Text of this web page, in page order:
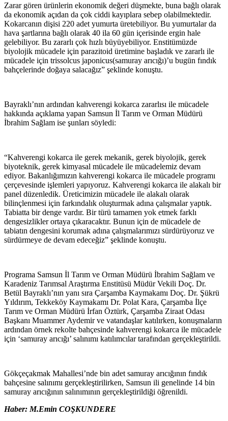
Zarar gören ürünlerin ekonomik değeri düşmekte, buna bağlı olarak
da ekonomik açıdan da çok ciddi kayıplara sebep olabilmektedir.
Kokarcanın dişisi 220 adet yumurta üretebiliyor. Bu yumurtalar da
hava şartlarına bağlı olarak 40 ila 60 gün içerisinde ergin hale
gelebiliyor. Bu zararlı çok hızlı büyüyebiliyor. Enstitümüzde
biyolojik mücadele için parazitoid üretimine başladık ve zararlı ile
mücadele için trissolcus japonicus(samuray arıcığı)’u bugün fındık
bahçelerinde doğaya salacağız” şeklinde konuştu.
Bayraklı’nın ardından kahverengi kokarca zararlısı ile mücadele
hakkında açıklama yapan Samsun İl Tarım ve Orman Müdürü
İbrahim Sağlam ise şunları söyledi:
“Kahverengi kokarca ile gerek mekanik, gerek biyolojik, gerek
biyoteknik, gerek kimyasal mücadele ile mücadelemiz devam
ediyor. Bakanlığımızın kahverengi kokarca ile mücadele programı
çerçevesinde işlemleri yapıyoruz. Kahverengi kokarca ile alakalı bir
panel düzenledik. Üreticimizin mücadele ile alakalı olarak
bilinçlenmesi için farkındalık oluşturmak adına çalışmalar yaptık.
Tabiatta bir denge vardır. Bir türü tamamen yok etmek farklı
dengesizlikler ortaya çıkaracaktır. Bunun için de mücadele de
tabiatın dengesini korumak adına çalışmalarımızı sürdürüyoruz ve
sürdürmeye de devam edeceğiz” şeklinde konuştu.
Programa Samsun İl Tarım ve Orman Müdürü İbrahim Sağlam ve
Karadeniz Tarımsal Araştırma Enstitüsü Müdür Vekili Doç. Dr.
Betül Bayraklı’nın yanı sıra Çarşamba Kaymakamı Doç. Dr. Şükrü
Yıldırım, Tekkeköy Kaymakamı Dr. Polat Kara, Çarşamba İlçe
Tarım ve Orman Müdürü İrfan Öztürk, Çarşamba Ziraat Odası
Başkanı Muammer Aydemir ve vatandaşlar katılırken, konuşmaların
ardından örnek rekolte bahçesinde kahverengi kokarca ile mücadele
için ‘samuray arıcığı’ salınımı katılımcılar tarafından gerçekleştirildi.
Gökçeçakmak Mahallesi’nde bin adet samuray arıcığının fındık
bahçesine salınımı gerçekleştirilirken, Samsun ili genelinde 14 bin
samuray arıcığının salınımının gerçekleştirildiği öğrenildi.
Haber: M.Emin COŞKUNDERE